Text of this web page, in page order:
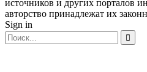
источников и других порталов
авторство принадлежат их
Sign in